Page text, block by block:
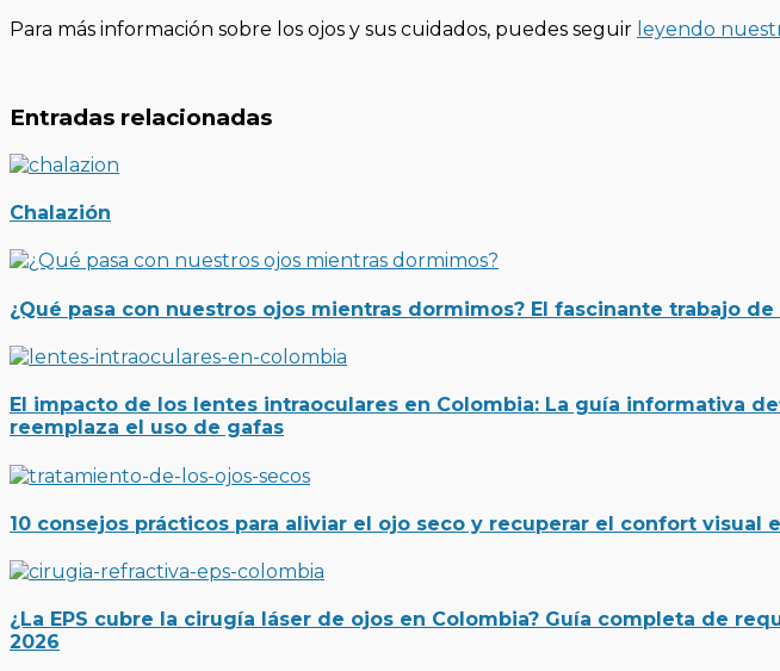
Para más información sobre los ojos y sus cuidados, puedes seguir leyendo
Entradas relacionadas
Chalazión
¿Qué pasa con nuestros ojos mientras dormimos? El fascinante trabajo
El impacto de los lentes intraoculares en Colombia: La guía informativa
reemplaza el uso de gafas
10 consejos prácticos para aliviar el ojo seco y recuperar el confort visual
¿La EPS cubre la cirugía láser de ojos en Colombia? Guía completa de
2026